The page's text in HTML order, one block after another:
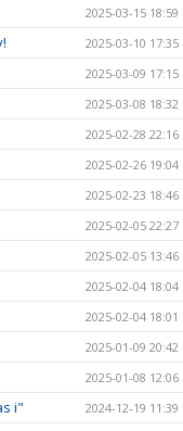
2025-03-15 18:59
2025-03-10 17:35
2025-03-09 17:15
2025-03-08 18:32
2025-02-28 22:16
2025-02-26 19:04
2025-02-23 18:46
2025-02-05 22:27
2025-02-05 13:46
2025-02-04 18:04
2025-02-04 18:01
2025-01-09 20:42
2025-01-08 12:06
i" 2024-12-19 11:39